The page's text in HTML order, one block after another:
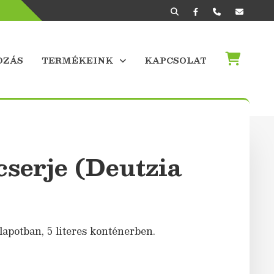
TERMÉKEINK KAPCSOLAT
(Deutzia
5 literes konténerben.